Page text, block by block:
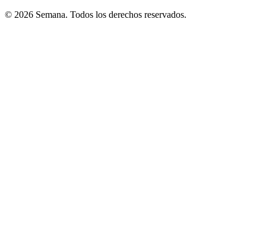
© 2026 Semana. Todos los derechos reservados.